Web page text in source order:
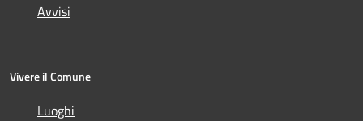
Avvisi
Vivere il Comune
Luoghi